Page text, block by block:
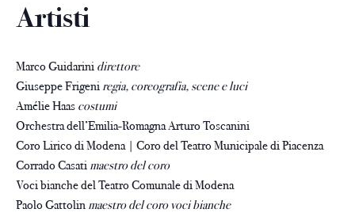
Artisti
Marco Guidarini direttore
Giuseppe Frigeniregia, coreografia, scene e luci
Amélie Haas costumi
Orchestra dell’Emilia-Romagna Arturo Toscanini
Coro Lirico di Modena | Coro del Teatro Municipale di Piacenza
Corrado Casatimaestro del coro
Voci bianche del Teatro Comunale di Modena
Paolo Gattolinmaestro del coro voci bianche